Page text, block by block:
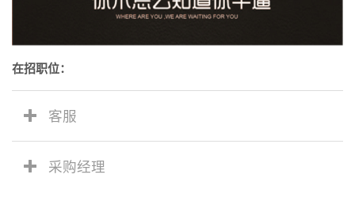
在招职位：
客服
采购经理